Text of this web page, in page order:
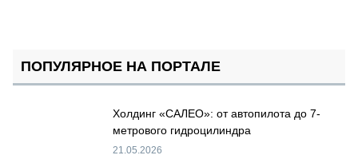
ПОПУЛЯРНОЕ НА ПОРТАЛЕ
Холдинг «САЛЕО»: от автопилота до 7-
метрового гидроцилиндра
21.05.2026